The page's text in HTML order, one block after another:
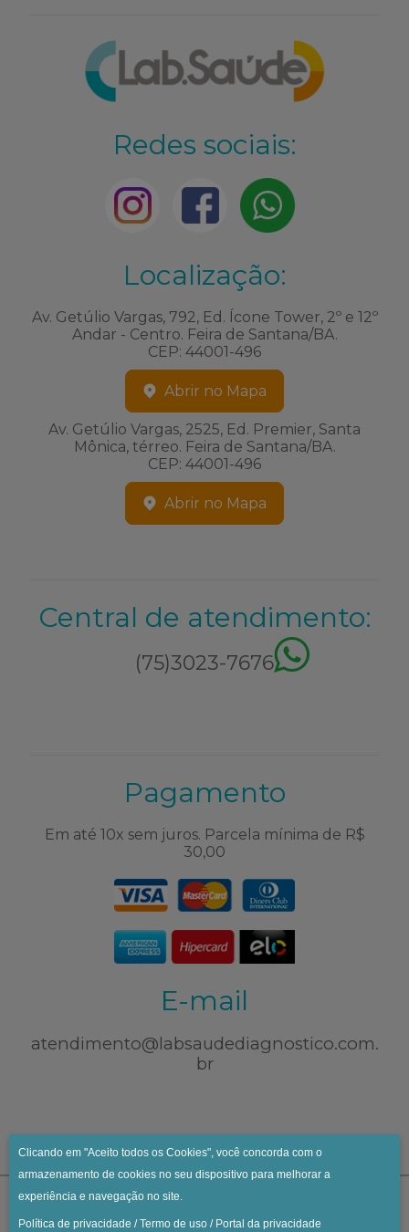
Redes sociais:
Localização:
Av. Getúlio Vargas, 792, Ed. Ícone Tower, 2º e 12º
Andar - Centro. Feira de Santana/BA.
CEP: 44001-496
Abrir no Mapa
Av. Getúlio Vargas, 2525, Ed. Premier, Santa
Mônica, térreo. Feira de Santana/BA.
CEP: 44001-496
Abrir no Mapa
Central de atendimento:
(75)3023-7676
Pagamento
Em até 10x sem juros. Parcela mínima de R$
30,00
E-mail
atendimento@labsaudediagnostico.com.
br
Clicando em "Aceito todos os Cookies", você concorda com o
armazenamento de cookies no seu dispositivo para melhorar a
experiência e navegação no site.
Política de privacidade /Termo de uso / Portal da privacidade